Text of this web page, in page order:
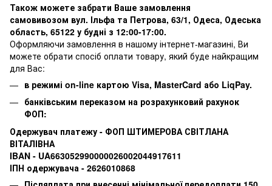
Також можете забрати Ваше замовлення
самовивозом вул. Ільфа та Петрова, 63/1, Одеса, Одеська
область, 65122 у будні з 12:00-17:00.
Оформляючи замовлення в нашому інтернет-магазині, Ви
можете обрати спосіб оплати товару, який буде найкращим
для Вас:
в режимі on-line картою Visa, MasterCard або LiqPay.
банківським переказом на розрахунковий рахунок
ФОП:
Одержувач платежу - ФОП ШТИМЕРОВА СВІТЛАНА
ВІТАЛІВНА
IBAN - UA663052990000026002044917611
ІПН одержувача - 2626010868